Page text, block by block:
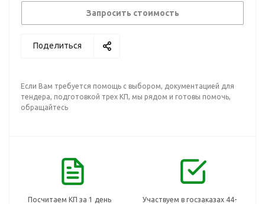
Запросить стоимость
Поделиться
Если Вам требуется помощь с выбором, документацией для
тендера, подготовкой трех КП, мы рядом и готовы помочь,
обращайтесь
Посчитаем КП за 1 день
Участвуем в госзаказах 44-